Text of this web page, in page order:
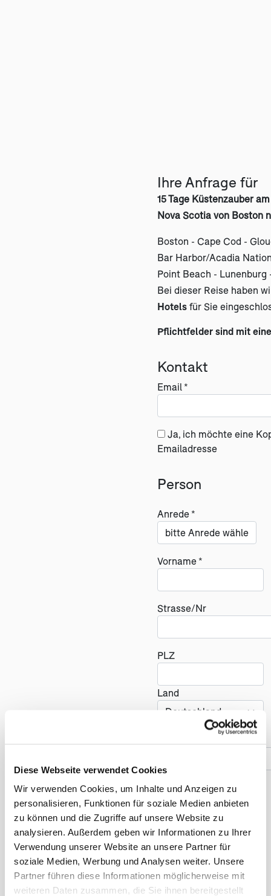
Diese Webseite verwendet Cookies
Wir verwenden Cookies, um Inhalte und Anzeigen zu
personalisieren, Funktionen für soziale Medien anbieten
zu können und die Zugriffe auf unsere Website zu
analysieren. Außerdem geben wir Informationen zu Ihrer
Verwendung unserer Website an unsere Partner für
soziale Medien, Werbung und Analysen weiter. Unsere
Partner führen diese Informationen möglicherweise mit
weiteren Daten zusammen, die Sie ihnen bereitgestellt
Ihre Anfrage für
15 Tage Küstenzauber
Nova Scotia von Boston
Boston - Cape Cod -
Bar Harbor/Acadia
Point Beach - Lunenburg
Bei dieser Reise haben
Hotels für Sie
Pflichtfelder sind mit
Kontakt
Email *
Ja, ich möchte eine
Emailadresse
Person
Anrede *
Vorname *
Strasse/Nr
PLZ
Land
Reise
Anzahl der Reisenden *
Früheste Anreise *